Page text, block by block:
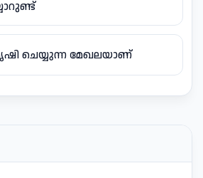
ചെയ്യുന്ന മേഖലയാണ്